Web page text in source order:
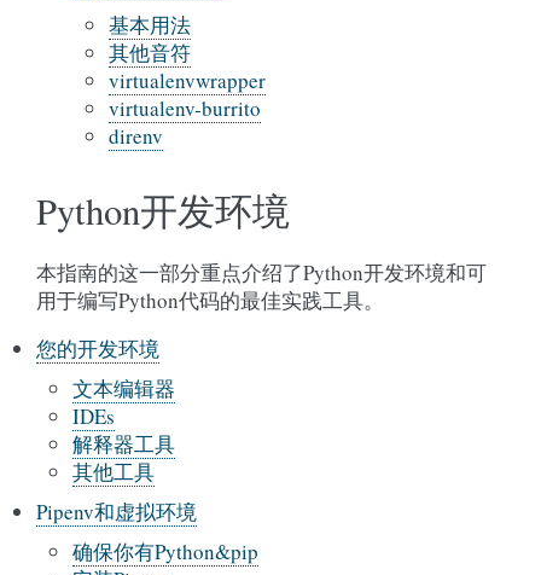
基本用法
其他音符
virtualenvwrapper
virtualenv-burrito
direnv
Python开发环境
本指南的这一部分重点介绍了Python开发环境和可
用于编写Python代码的最佳实践工具。
您的开发环境
文本编辑器
IDEs
解释器工具
其他工具
Pipenv和虚拟环境
确保你有Python&pip